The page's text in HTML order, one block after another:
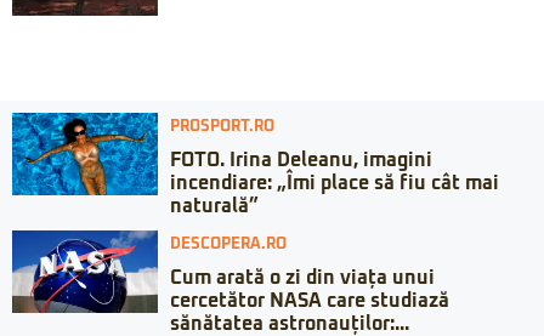
PROSPORT.RO
FOTO. Irina Deleanu, imagini
incendiare: „Îmi place să fiu cât mai
naturală”
DESCOPERA.RO
Cum arată o zi din viața unui
cercetător NASA care studiază
sănătatea astronauților:...